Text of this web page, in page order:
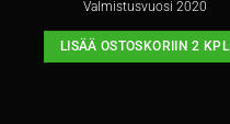
Valmistusvuosi 2020
LISÄÄ OSTOSKORIIN 2 KPL